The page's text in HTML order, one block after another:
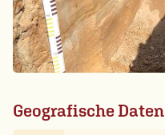
Geografische Daten